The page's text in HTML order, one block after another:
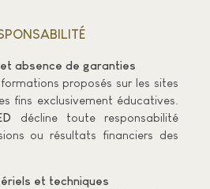
absence de garanties
proposés sur les sites
fins exclusivement éducatives.
décline toute responsabilité
ou résultats financiers des
et techniques